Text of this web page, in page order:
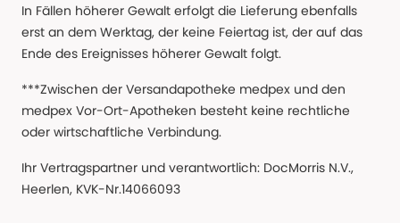
In Fällen höherer Gewalt erfolgt die Lieferung ebenfalls
erst an dem Werktag, der keine Feiertag ist, der auf das
Ende des Ereignisses höherer Gewalt folgt.
***Zwischen der Versandapotheke medpex und den
medpex Vor-Ort-Apotheken besteht keine rechtliche
oder wirtschaftliche Verbindung.
Ihr Vertragspartner und verantwortlich: DocMorris N.V.,
Heerlen, KVK-Nr.14066093